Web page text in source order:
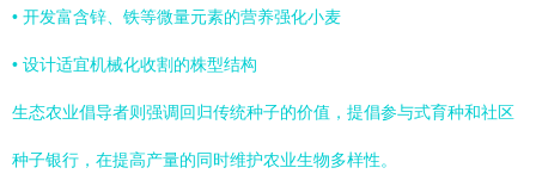
• 开发富含锌、铁等微量元素的营养强化小麦
• 设计适宜机械化收割的株型结构
生态农业倡导者则强调回归传统种子的价值，提倡参与式育种和社区
种子银行，在提高产量的同时维护农业生物多样性。